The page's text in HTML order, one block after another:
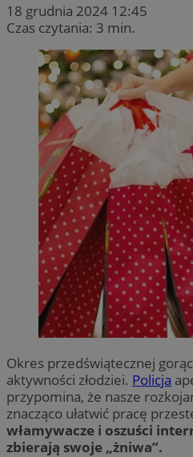
18 grudnia 2024 12:45
Czas czytania: 3 min.
Okres przedświątecznej
aktywności złodziei. Policja
przypomina, że nasze
znacząco ułatwić pracę
włamywacze i oszuści
zbierają swoje „żniwa”.